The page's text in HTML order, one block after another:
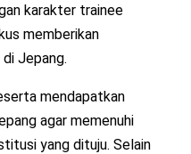
karakter trainee
memberikan
Jepang.
mendapatkan
agar memenuhi
yang dituju. Selain